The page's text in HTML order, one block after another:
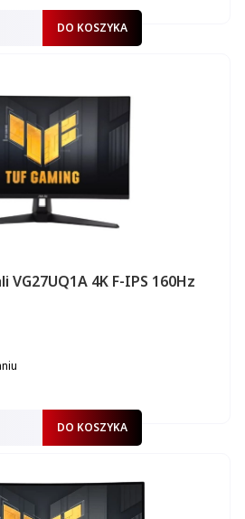
DO KOSZYKA
4K F-IPS 160Hz
DO KOSZYKA